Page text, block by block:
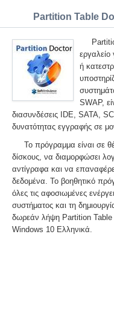
Partition Table
ή
SWAP,
διασυνδέσεις IDE, SATA,
δυνατότητας εγγραφής σε
Το πρόγραμμα είναι σε
δίσκους, να διαμορφώσει
αντίγραφα και να
δεδομένα. Το βοηθητικό
όλες τις αφοσιωμένες
συστήματος και τη
δωρεάν λήψη Partition Table
Windows 10 Ελληνικά.